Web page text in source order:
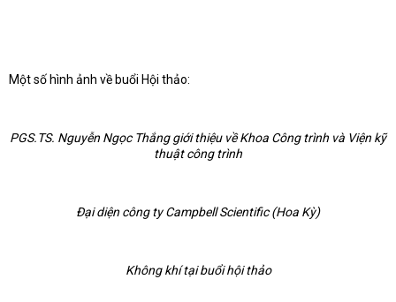
Một số hình ảnh về buổi Hội thảo:
PGS.TS. Nguyễn Ngọc Thắng giới thiệu về Khoa Công trình và Viện kỹ
thuật công trình
Đại diện công ty Campbell Scientific (Hoa Kỳ)
Không khí tại buổi hội thảo